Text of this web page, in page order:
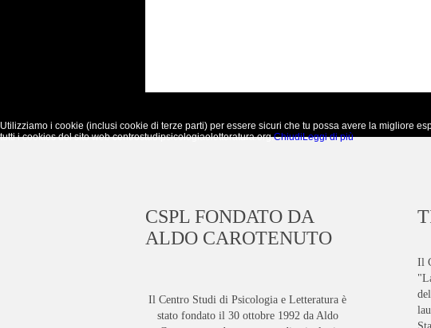
Utilizziamo i cookie (inclusi cookie di terze parti) per essere sicuri che tu possa avere la migliore
tutti i cookies del sito web centrostudipsicologiaeletteratura.org.ChiudiLeggi di più
CSPL FONDATO DA
ALDO CAROTENUTO
Il Centro Studi di Psicologia e Letteratura è
stato fondato il 30 ottobre 1992 da Aldo
Il